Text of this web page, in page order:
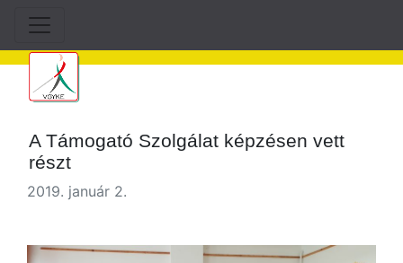
A Támogató Szolgálat képzésen vett
részt
2019. január 2.